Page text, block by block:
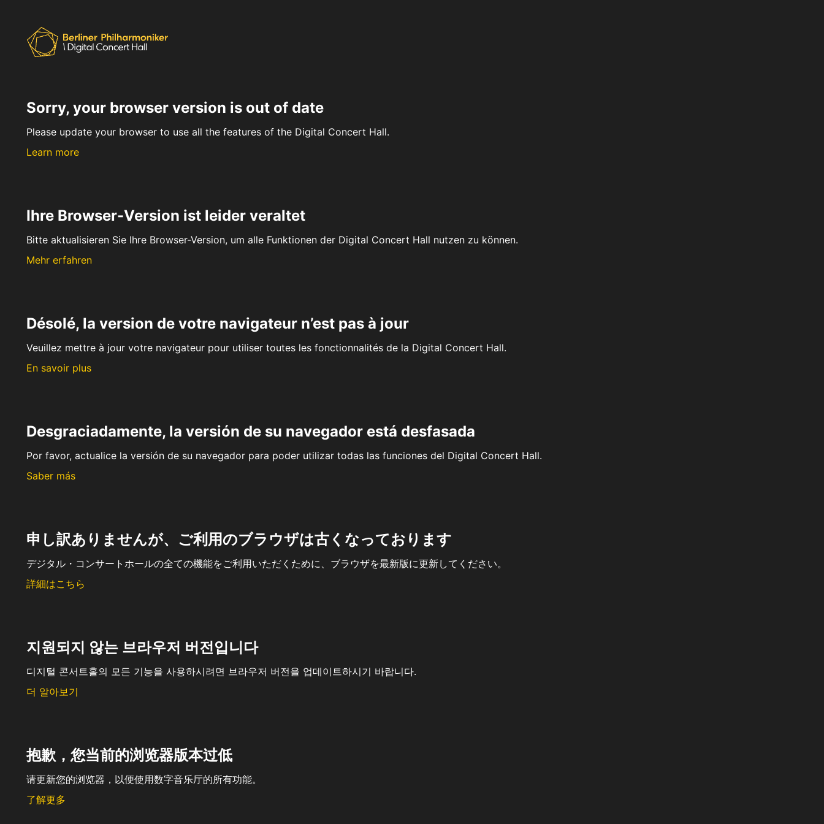
Sorry, your browser version is out of date
Please update your browser to use all the features of the Digital Concert Hall.
Learn more
Ihre Browser-Version ist leider veraltet
Bitte aktualisieren Sie Ihre Browser-Version, um alle Funktionen der Digital Concert Hall nutzen zu können.
Mehr erfahren
Désolé, la version de votre navigateur n’est pas à jour
Veuillez mettre à jour votre navigateur pour utiliser toutes les fonctionnalités de la Digital Concert Hall.
En savoir plus
Desgraciadamente, la versión de su navegador está desfasada
Por favor, actualice la versión de su navegador para poder utilizar todas las funciones del Digital Concert Hall.
Saber más
申し訳ありませんが、ご利用のブラウザは古くなっております
デジタル・コンサートホールの全ての機能をご利用いただくために、ブラウザを最新版に更新してください。
詳細はこちら
지원되지 않는 브라우저 버전입니다
디지털 콘서트홀의 모든 기능을 사용하시려면 브라우저 버전을 업데이트하시기 바랍니다.
더 알아보기
抱歉，您当前的浏览器版本过低
请更新您的浏览器，以便使用数字音乐厅的所有功能。
了解更多